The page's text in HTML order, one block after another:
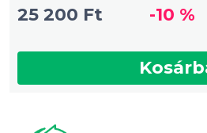
25 200 Ft -10 %